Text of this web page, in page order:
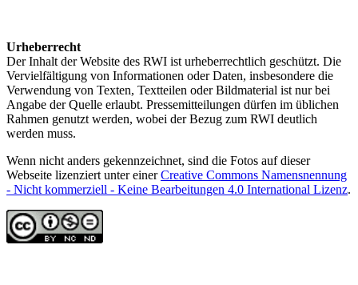
Urheberrecht
Der Inhalt der Website des RWI ist urheberrechtlich geschützt. Die
Vervielfältigung von Informationen oder Daten, insbesondere die
Verwendung von Texten, Textteilen oder Bildmaterial ist nur bei
Angabe der Quelle erlaubt. Pressemitteilungen dürfen im üblichen
Rahmen genutzt werden, wobei der Bezug zum RWI deutlich
werden muss.
Wenn nicht anders gekennzeichnet, sind die Fotos auf dieser
Webseite lizenziert unter einerCreative Commons Namensnennung
- Nicht kommerziell - Keine Bearbeitungen 4.0 International Lizenz.